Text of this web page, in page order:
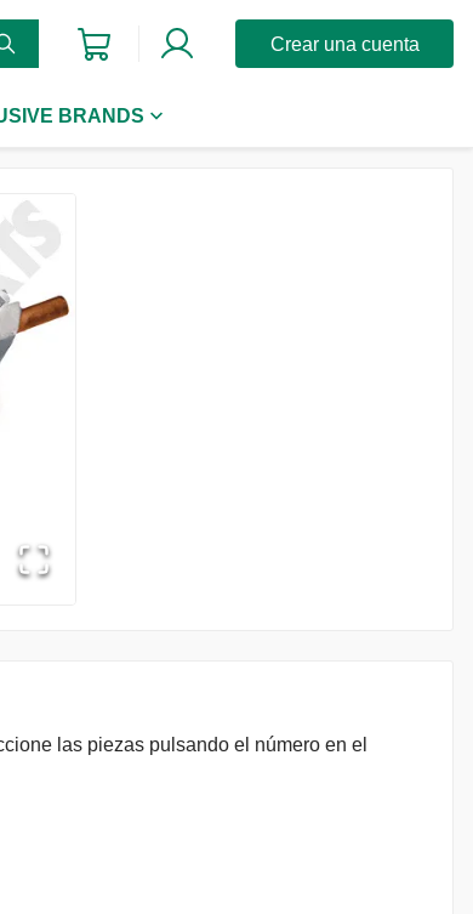
Crear una cuenta
BRANDS
las piezas pulsando el número en el